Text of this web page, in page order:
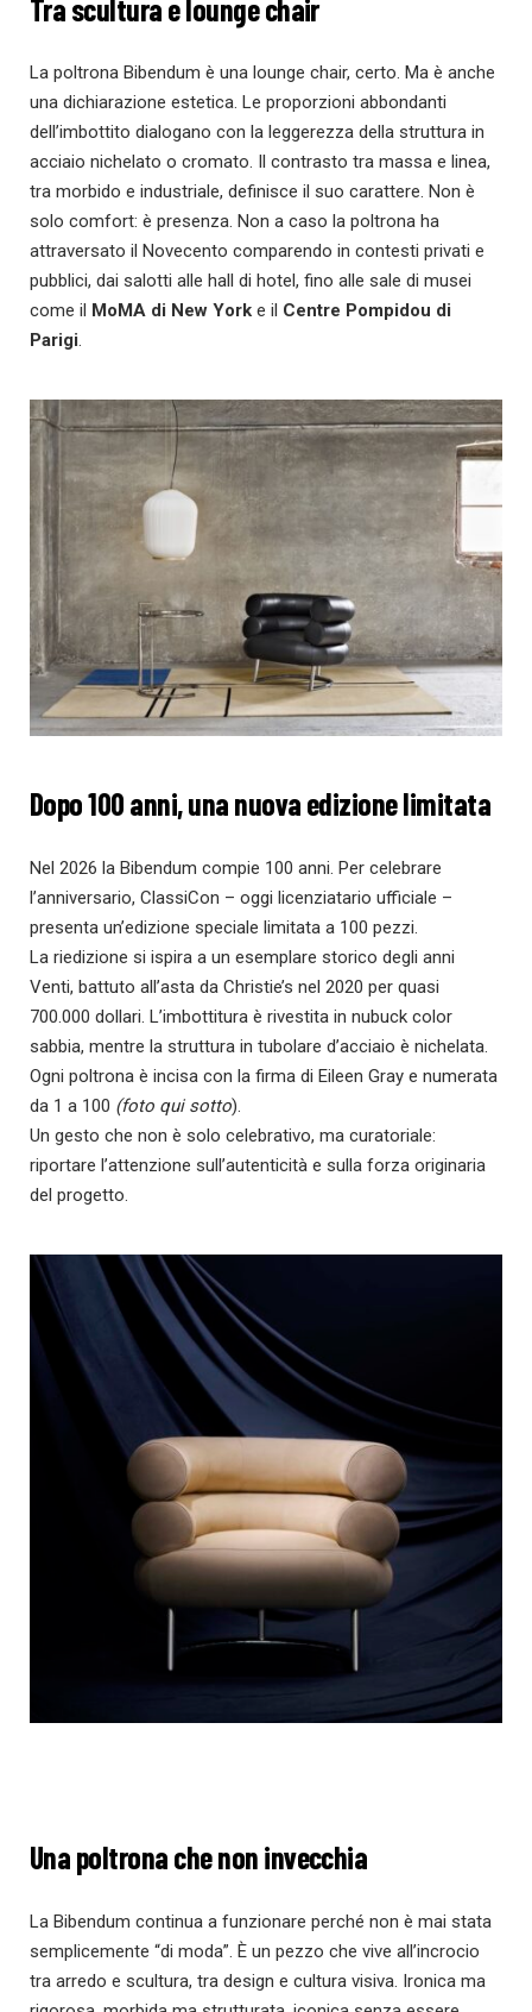
Tra scultura e lounge chair
La poltrona Bibendum è una lounge chair, certo. Ma è anche
una dichiarazione estetica. Le proporzioni abbondanti
dell’imbottito dialogano con la leggerezza della struttura in
acciaio nichelato o cromato. Il contrasto tra massa e linea,
tra morbido e industriale, definisce il suo carattere. Non è
solo comfort: è presenza. Non a caso la poltrona ha
attraversato il Novecento comparendo in contesti privati e
pubblici, dai salotti alle hall di hotel, fino alle sale di musei
come il MoMA di New York e il Centre Pompidou di
Parigi.
Dopo 100 anni, una nuova edizione limitata
Nel 2026 la Bibendum compie 100 anni. Per celebrare
l’anniversario, ClassiCon – oggi licenziatario ufficiale –
presenta un’edizione speciale limitata a 100 pezzi.
La riedizione si ispira a un esemplare storico degli anni
Venti, battuto all’asta da Christie’s nel 2020 per quasi
700.000 dollari. L’imbottitura è rivestita in nubuck color
sabbia, mentre la struttura in tubolare d’acciaio è nichelata.
Ogni poltrona è incisa con la firma di Eileen Gray e numerata
da 1 a 100 (foto qui sotto).
Un gesto che non è solo celebrativo, ma curatoriale:
riportare l’attenzione sull’autenticità e sulla forza originaria
del progetto.
Una poltrona che non invecchia
La Bibendum continua a funzionare perché non è mai stata
semplicemente “di moda”. È un pezzo che vive all’incrocio
tra arredo e scultura, tra design e cultura visiva. Ironica ma